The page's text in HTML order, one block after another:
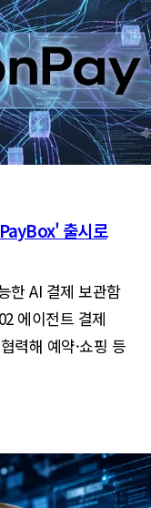
출시로
한 AI 결제 보관함
에이전트 결제
력해 예약·쇼핑 등